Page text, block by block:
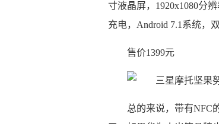
寸液晶屏，1920x1080分
充电，Android 7.1系统，
售价1399元
总的来说，带有NFC